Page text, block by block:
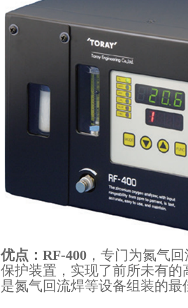
优点：RF-400 ，专门为氮气
保护装置，实现了前所未有的
是氮气回流焊等设备组装的最